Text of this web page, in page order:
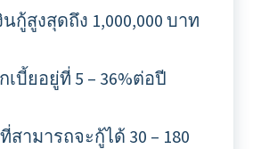
กู้สูงสุดถึง 1,000,000 บาท
บี้ยอยู่ที่ 5 – 36%ต่อปี
สามารถจะกู้ได้ 30 – 180